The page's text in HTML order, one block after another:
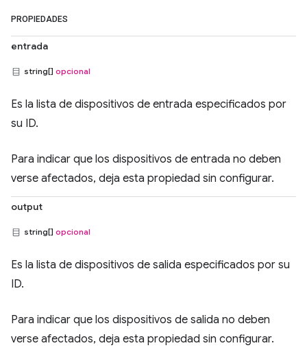
PROPIEDADES
entrada
string[] opcional
Es la lista de dispositivos de entrada especificados por
su ID.
Para indicar que los dispositivos de entrada no deben
verse afectados, deja esta propiedad sin configurar.
output
string[] opcional
Es la lista de dispositivos de salida especificados por su
ID.
Para indicar que los dispositivos de salida no deben
verse afectados, deja esta propiedad sin configurar.